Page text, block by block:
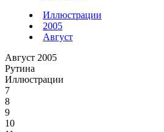
Иллюстрации
2005
Август
Август 2005
Рутина
Иллюстрации
7
8
9
10